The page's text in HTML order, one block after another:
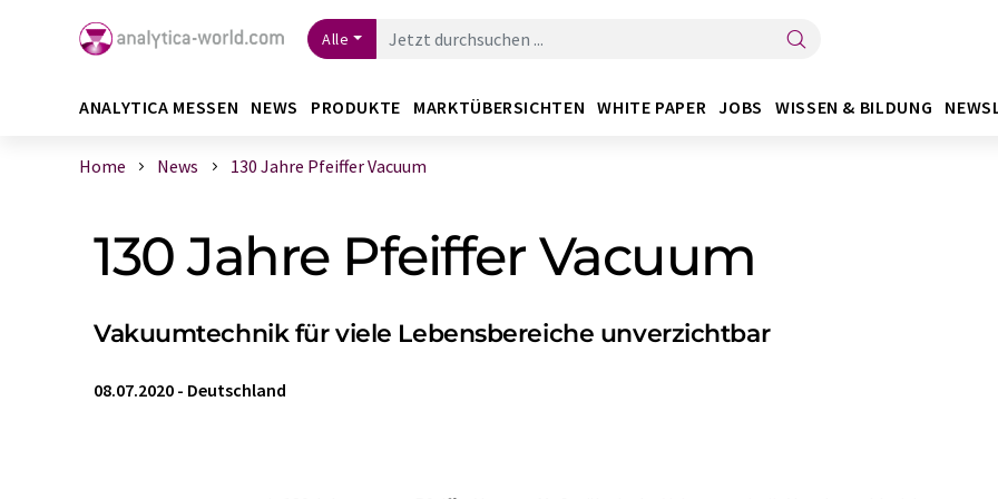
Alle
ANALYTICA MESSEN NEWS PRODUKTE MARKTÜBERSICHTEN WHITE PAPER JOBS WISSEN & BILDUNG
Home News 130 Jahre Pfeiffer Vacuum
130 Jahre Pfeiffer Vacuum
Vakuumtechnik für viele Lebensbereiche unverzichtbar
08.07.2020 - Deutschland